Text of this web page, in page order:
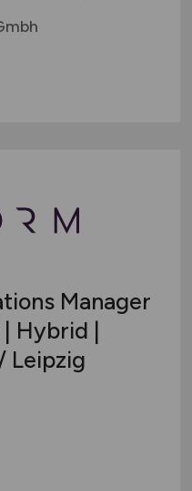
Manager
Hybrid |
Leipzig